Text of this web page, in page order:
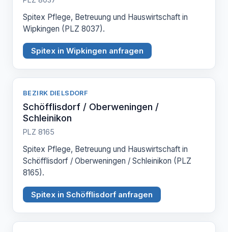
Spitex Pflege, Betreuung und Hauswirtschaft in
Wipkingen (PLZ 8037).
Spitex in Wipkingen anfragen
BEZIRK DIELSDORF
Schöfflisdorf / Oberweningen /
Schleinikon
PLZ 8165
Spitex Pflege, Betreuung und Hauswirtschaft in
Schöfflisdorf / Oberweningen / Schleinikon (PLZ
8165).
Spitex in Schöfflisdorf anfragen